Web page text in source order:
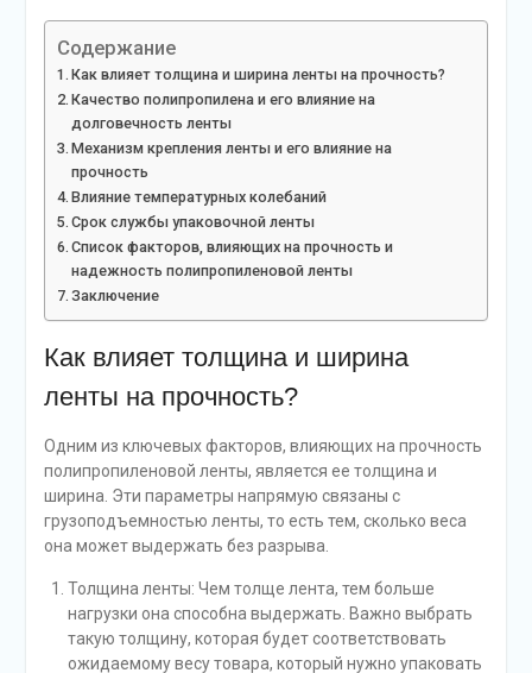
Содержание
Как влияет толщина и ширина ленты на прочность?
Качество полипропилена и его влияние на
долговечность ленты
Механизм крепления ленты и его влияние на
прочность
Влияние температурных колебаний
Срок службы упаковочной ленты
Список факторов, влияющих на прочность и
надежность полипропиленовой ленты
Заключение
Как влияет толщина и ширина
ленты на прочность?
Одним из ключевых факторов, влияющих на прочность
полипропиленовой ленты, является ее толщина и
ширина. Эти параметры напрямую связаны с
грузоподъемностью ленты, то есть тем, сколько веса
она может выдержать без разрыва.
Толщина ленты: Чем толще лента, тем больше
нагрузки она способна выдержать. Важно выбрать
такую толщину, которая будет соответствовать
ожидаемому весу товара, который нужно упаковать